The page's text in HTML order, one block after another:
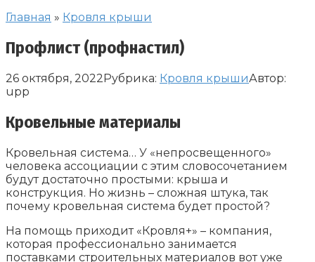
Главная » Кровля крыши
Профлист (профнастил)
26 октября, 2022Рубрика: Кровля крышиАвтор:
upp
Кровельные материалы
Кровельная система… У «непросвещенного»
человека ассоциации с этим словосочетанием
будут достаточно простыми: крыша и
конструкция. Но жизнь – сложная штука, так
почему кровельная система будет простой?
На помощь приходит «Кровля+» – компания,
которая профессионально занимается
поставками строительных материалов вот уже